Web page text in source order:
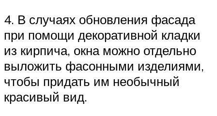
4. В случаях обновления фасада
при помощи декоративной кладки
из кирпича, окна можно отдельно
выложить фасонными изделиями,
чтобы придать им необычный
красивый вид.